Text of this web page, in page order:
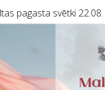
pagasta svētki 22.08.